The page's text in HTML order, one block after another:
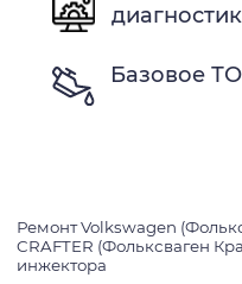
Базовое
Ремонт Volkswagen
CRAFTER (Фольксваген
инжектора